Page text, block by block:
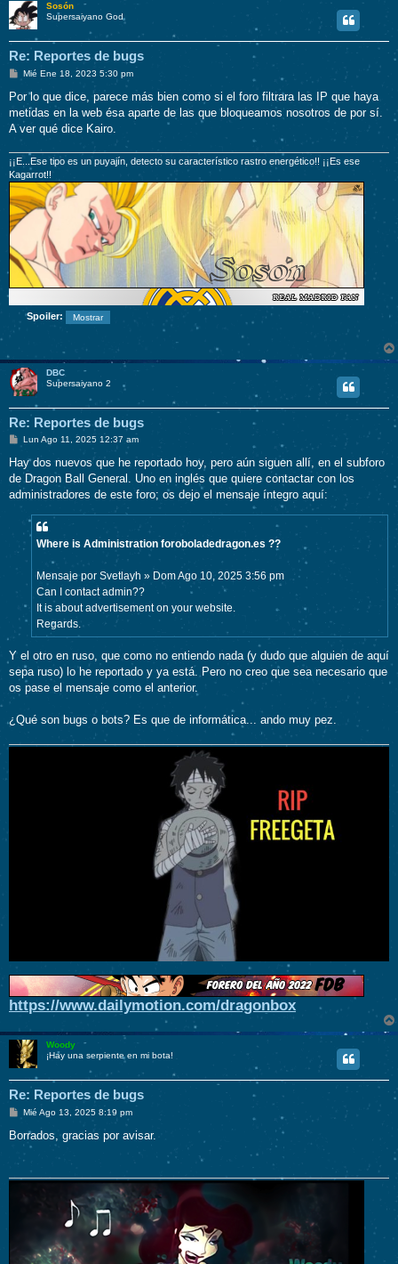
Sosón
Supersaiyano God
Re: Reportes de bugs
M
n
s
a
j
Mié Ene 18, 2023 5:30 pm
Por lo que dice, parece más bien como si el foro filtrara las IP que haya
metidas en la web ésa aparte de las que bloqueamos nosotros de por sí.
A ver qué dice Kairo.
¡¡E...Ese tipo es un puyajín, detecto su característico rastro energético!! ¡¡Es ese
Kagarrot!!
Spoiler:
DBC
Supersaiyano 2
Re: Reportes de bugs
M
n
s
a
j
Lun Ago 11, 2025 12:37 am
Hay dos nuevos que he reportado hoy, pero aún siguen allí, en el subforo
de Dragon Ball General. Uno en inglés que quiere contactar con los
administradores de este foro; os dejo el mensaje íntegro aquí:
Where is Administration foroboladedragon.es ??
Mensaje por Svetlayh » Dom Ago 10, 2025 3:56 pm
Can I contact admin??
It is about advertisement on your website.
Regards.
Y el otro en ruso, que como no entiendo nada (y dudo que alguien de aquí
sepa ruso) lo he reportado y ya está. Pero no creo que sea necesario que
os pase el mensaje como el anterior.
¿Qué son bugs o bots? Es que de informática... ando muy pez.
https://www.dailymotion.com/dragonbox
Woody
¡Hay una serpiente en mi bota!
Re: Reportes de bugs
M
n
s
Mié Ago 13, 2025 8:19 pm
Borrados, gracias por avisar.